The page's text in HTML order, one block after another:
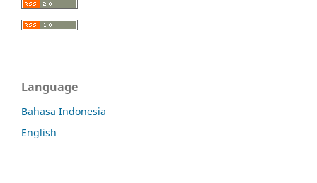
Language
Bahasa Indonesia
English